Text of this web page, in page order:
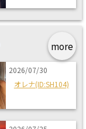
more
2026/07/30
オレナ(ID:SH104)